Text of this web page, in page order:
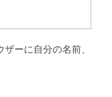
ーに自分の名前、